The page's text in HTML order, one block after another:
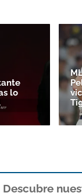
lo
Descubre